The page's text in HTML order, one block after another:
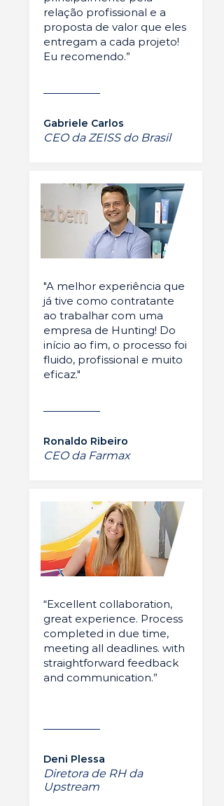
relação profissional e a
proposta de valor que eles
entregam a cada projeto!
Eu recomendo.”
Gabriele Carlos
CEO da ZEISS do Brasil
"A melhor experiência que
já tive como contratante
ao trabalhar com uma
empresa de Hunting! Do
início ao fim, o processo foi
fluido, profissional e muito
eficaz."
Ronaldo Ribeiro
CEO da Farmax
“Excellent collaboration,
great experience. Process
completed in due time,
meeting all deadlines. with
straightforward feedback
and communication.”
Deni Plessa
Diretora de RH da
Upstream